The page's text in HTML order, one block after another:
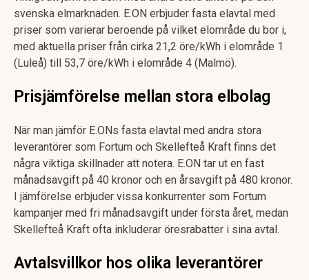
svenska elmarknaden. E.ON erbjuder fasta elavtal med
priser som varierar beroende på vilket elområde du bor i,
med aktuella priser från cirka 21,2 öre/kWh i elområde 1
(Luleå) till 53,7 öre/kWh i elområde 4 (Malmö).
Prisjämförelse mellan stora elbolag
När man jämför E.ONs fasta elavtal med andra stora
leverantörer som Fortum och Skellefteå Kraft finns det
några viktiga skillnader att notera. E.ON tar ut en fast
månadsavgift på 40 kronor och en årsavgift på 480 kronor.
I jämförelse erbjuder vissa konkurrenter som Fortum
kampanjer med fri månadsavgift under första året, medan
Skellefteå Kraft ofta inkluderar öresrabatter i sina avtal.
Avtalsvillkor hos olika leverantörer